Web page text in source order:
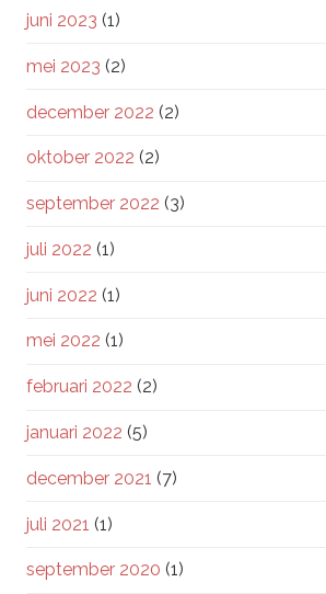
juni 2023 (1)
mei 2023 (2)
december 2022 (2)
oktober 2022 (2)
september 2022 (3)
juli 2022 (1)
juni 2022 (1)
mei 2022 (1)
februari 2022 (2)
januari 2022 (5)
december 2021 (7)
juli 2021 (1)
september 2020 (1)